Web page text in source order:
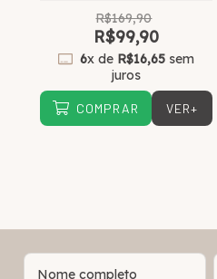
R$169,90
R$99,90
6x de R$16,65sem
juros
COMPRAR VER+